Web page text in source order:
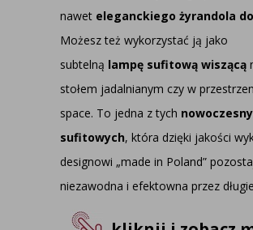
nawet eleganckiego żyrandola
Możesz też wykorzystać ją jako
subtelną lampę sufitową wiszącą
stołem jadalnianym czy w
space. To jedna z tych
sufitowych, która dzięki jakości
designowi „made in Poland”
niezawodna i efektowna przez